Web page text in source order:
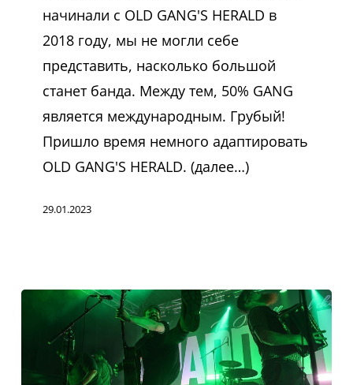
начинали с OLD GANG'S HERALD в
2018 году, мы не могли себе
представить, насколько большой
станет банда. Между тем, 50% GANG
является международным. Грубый!
Пришло время немного адаптировать
OLD GANG'S HERALD. (далее…)
29.01.2023